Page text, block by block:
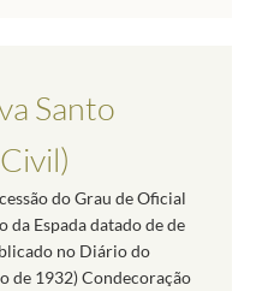
Santo
do Grau de Oficial
Espada datado de de
no Diário do
de 1932) Condecoração